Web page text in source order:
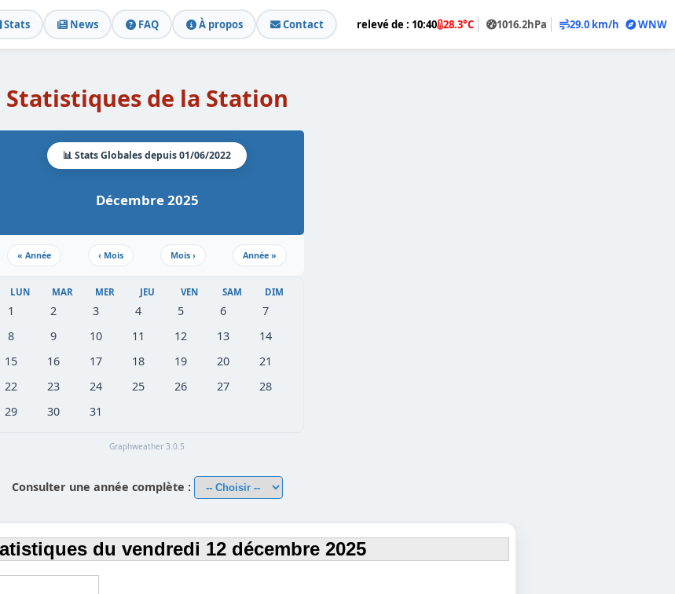
Stats News FAQ À propos Contact relevé de : 10:40 28.3°C 1016.2hPa 29.0 km/h WNW
Statistiques de la Station
📊 Stats Globales depuis 01/06/2022
Décembre 2025
« Année ‹ Mois Mois › Année »
LUN MAR MER JEU VEN SAM DIM
1 2 3 4 5 6
7
8
9 10 11 12 13
14
15
16 17 18 19 20
21
22
23 24 25 26 27
28
29
30 31
Graphweather 3.0.5
Consulter une année complète :